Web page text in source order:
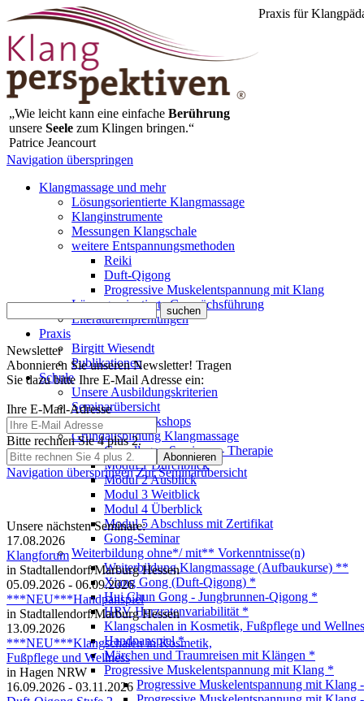
Praxis für
„Wie leicht kann eine einfache Berührung
unsere Seele zum Klingen bringen.“
Patrice Jeancourt
Navigation überspringen
Klangmassage und mehr
Lösungsorientierte Klangmassage
Klanginstrumente
Messungen Klangschale
weitere Entspannungsmethoden
Reiki
Duft-Qigong
Progressive Muskelentspannung mit Klang
Lösungsorientierte Gesprächsführung
Literaturempfehlungen
Praxis
Birgitt Wiesendt
Publikationen
Schule
Unsere Ausbildungskriterien
Seminarübersicht
Einführung/Workshops
Grundausbildung Klangmassage
Grundlagen-Seminare - Therapie
Modul 1 Durchblick
Modul 2 Ausblick
Modul 3 Weitblick
Modul 4 Überblick
Modul 5 Abschluss mit Zertifikat
Gong-Seminar
Weiterbildung ohne*/ mit** Vorkenntnisse(n)
Weiterbildung Klangmassage (Aufbaukurse) **
Xiang Gong (Duft-Qigong) *
Hui Chun Gong - Jungbrunnen-Qigong *
HRV Herzratenvariabilität *
Klangschalen in Kosmetik, Fußpflege und
Handpanspiel *
Märchen und Traumreisen mit Klängen *
Progressive Muskelentspannung mit Klang *
Progressive Muskelentspannung mit Klang
Newsletter
Abonnieren Sie unseren Newsletter! Tragen
Sie dazu bitte Ihre E-Mail Adresse ein:
Ihre E-Mail-Adresse
Bitte rechnen Sie 4 plus 2.
Navigation überspringen Zur Seminarübersicht
Unsere nächsten Seminare:
17.08.2026
Klangforum
in Stadtallendorf/Marburg Hessen
05.09.2026 - 06.09.2026
***NEU***Handpanspiel
in Stadtallendorf/Marburg Hessen
13.09.2026
***NEU***Klangschalen in Kosmetik,
Fußpflege und Wellness
in Hagen NRW
16.09.2026 - 03.11.2026